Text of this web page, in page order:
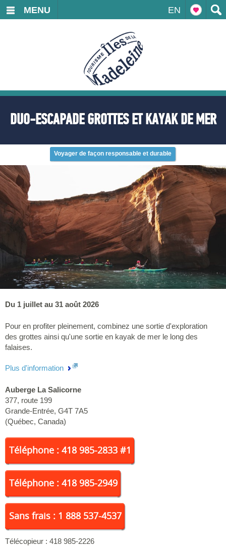
EN
MENU
DUO-ESCAPADE GROTTES ET KAYAK DE MER
Voyager de façon responsable et durable
Du 1 juillet au 31 août 2026
Pour en profiter pleinement, combinez une sortie d'exploration
des grottes ainsi qu'une sortie en kayak de mer le long des
falaises.
Plus d'information
Auberge La Salicorne
377, route 199
Grande-Entrée, G4T 7A5
(Québec, Canada)
Téléphone : 418 985-2833 #1
Téléphone : 418 985-2949
Sans frais : 1 888 537-4537
Télécopieur : 418 985-2226